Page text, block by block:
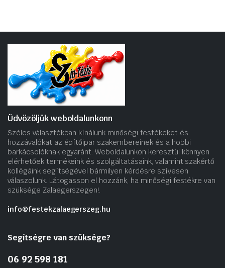
Üdvözöljük weboldalunkonn
Széles választékban kínálunk minőségi festékeket és
hozzávalókat az építőipar szakembereinek és a hobbi
barkácsolóknak egyaránt. Weboldalunkon keresztül könnyen
elérhetőek termékeink és szolgáltatásaink, valamint szakértő
kollégáink segítségével bármilyen kérdésre szívesen
válaszolunk. Látogasson el hozzánk, ha minőségi festékre van
szüksége Zalaegerszegen!.
info@festekzalaegerszeg.hu
Segítségre van szüksége?
06 92 598 181